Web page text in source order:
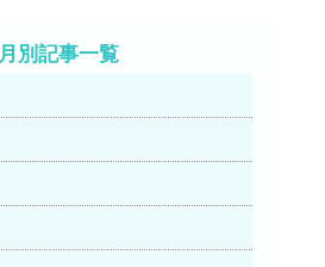
月別記事一覧